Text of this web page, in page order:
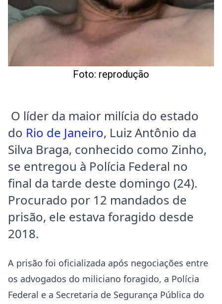
Foto: reprodução
O líder da maior milícia do estado
do Rio de Janeiro, Luiz Antônio da
Silva Braga, conhecido como Zinho,
se entregou à Polícia Federal no
final da tarde deste domingo (24).
Procurado por 12 mandados de
prisão, ele estava foragido desde
2018.
A prisão foi oficializada após negociações entre
os advogados do miliciano foragido, a Polícia
Federal e a Secretaria de Segurança Pública do